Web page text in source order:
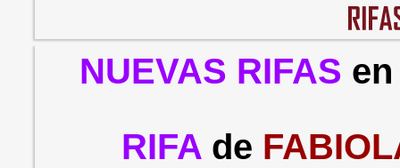
NUEVAS RIFAS en
RIFA de